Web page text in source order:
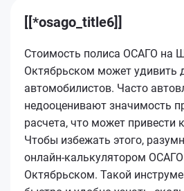
[[*osago_title6]]
Стоимость полиса ОСАГО на
Октябрьском может удивить
автомобилистов. Часто
недооценивают значимость
расчета, что может привести
Чтобы избежать этого,
онлайн-калькулятором
Октябрьском. Такой